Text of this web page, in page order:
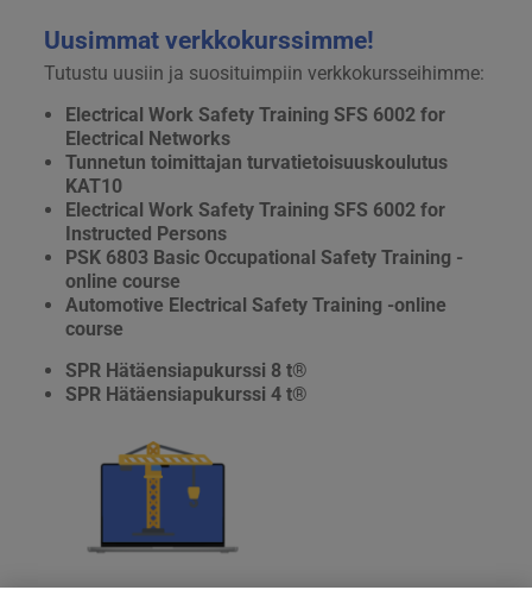
Uusimmat verkkokurssimme!
Tutustu uusiin ja suosituimpiin verkkokursseihimme:
Electrical Work Safety Training SFS 6002 for
Electrical Networks
Tunnetun toimittajan turvatietoisuuskoulutus
KAT10
Electrical Work Safety Training SFS 6002 for
Instructed Persons
PSK 6803 Basic Occupational Safety Training -
online course
Automotive Electrical Safety Training -online
course
SPR Hätäensiapukurssi 8 t®
SPR Hätäensiapukurssi 4 t®